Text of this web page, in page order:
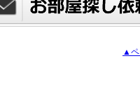
▲ペ